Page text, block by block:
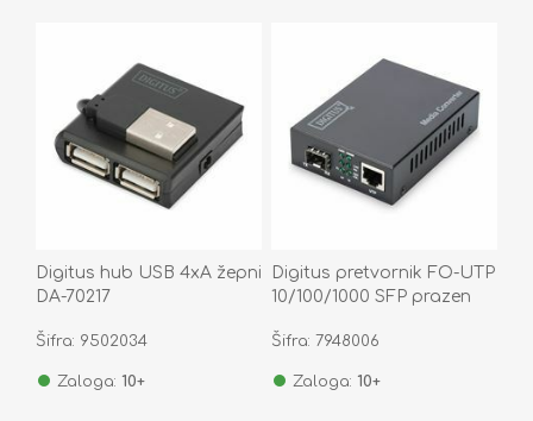
Digitus hub USB 4xA žepni
DA-70217
Šifra: 9502034
Zaloga: 10+
Digitus pretvornik FO-UTP
10/100/1000 SFP prazen
Šifra: 7948006
Zaloga: 10+